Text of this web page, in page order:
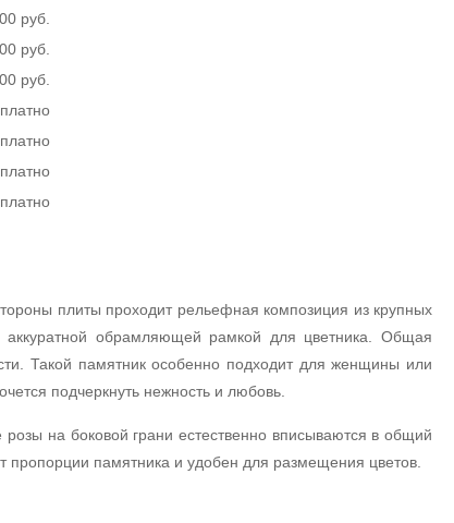
руб.
руб.
руб.
плиты проходит рельефная композиция из крупных
аккуратной обрамляющей рамкой для цветника. Общая
Такой памятник особенно подходит для женщины или
подчеркнуть нежность и любовь.
на боковой грани естественно вписываются в общий
пропорции памятника и удобен для размещения цветов.